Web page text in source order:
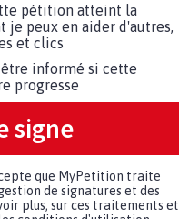
pétition atteint la
peux en aider d'autres,
et clics
être informé si cette
progresse
signe
que MyPetition traite
de signatures et des
plus, sur ces traitements et